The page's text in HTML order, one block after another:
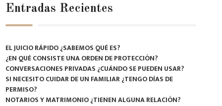
Entradas Recientes
EL JUICIO RÁPIDO ¿SABEMOS QUÉ ES?
¿EN QUÉ CONSISTE UNA ORDEN DE PROTECCIÓN?
CONVERSACIONES PRIVADAS ¿CUÁNDO SE PUEDEN USAR?
SI NECESITO CUIDAR DE UN FAMILIAR ¿TENGO DÍAS DE
PERMISO?
NOTARIOS Y MATRIMONIO ¿TIENEN ALGUNA RELACIÓN?